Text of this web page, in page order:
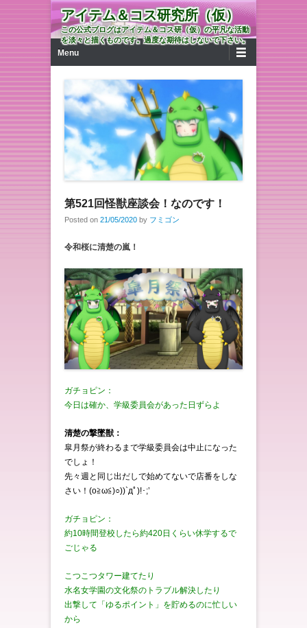
アイテム＆コス研究所（仮）
この公式ブログはアイテム＆コス研（仮）の平凡な活動
を淡々と描くものです。過度な期待はしないで下さい。
第1メニュー
コンテンツへ移動
Menu
第521回怪獣座談会！なのです！
Posted on 21/05/2020 by フミゴン
令和桜に清楚の嵐！
ガチョピン：
今日は確か、学級委員会があった日ずらよ
清楚の撃墜獣：
皐月祭が終わるまで学級委員会は中止になった
でしょ！
先々週と同じ出だしで始めてないで店番をしな
さい！(o≧ω≦)○))`дﾟ)!･;’
ガチョピン：
約10時間登校したら約420日くらい休学するで
ごじゃる
こつこつタワー建てたり
水名女学園の文化祭のトラブル解決したり
出撃して「ゆるポイント」を貯めるのに忙しい
から